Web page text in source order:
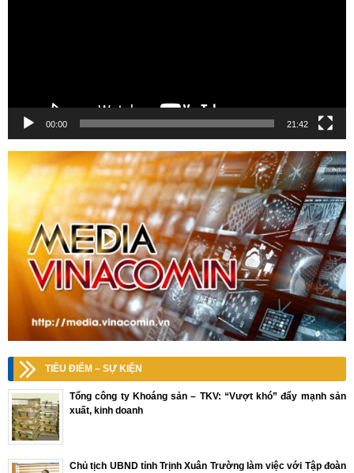
00:00 21:42
TIÊU ĐIỂM – SỰ KIỆN
Tổng công ty Khoáng sản – TKV: “Vượt khó” đẩy mạnh sản
xuất, kinh doanh
Chủ tịch UBND tỉnh Trịnh Xuân Trường làm việc với Tập đoàn